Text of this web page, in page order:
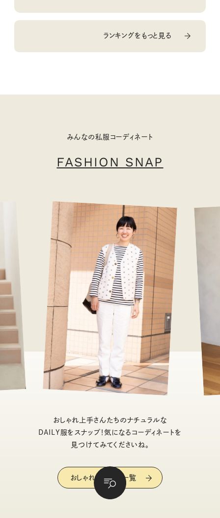
ランキングをもっと見る
みんなの私服コーディネート
FASHION SNAP
おしゃれ上手さんたちのナチュラルな
DAILY服をスナップ！気になるコーディネートを
見つけてみてくださいね。
おしゃれスナップ一覧